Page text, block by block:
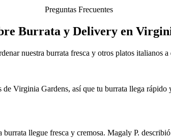
Preguntas Frecuentes
Burrata y Delivery en
nuestra burrata fresca y otros platos italianos
Virginia Gardens, así que tu burrata llega rápido
llegue fresca y cremosa. Magaly P.